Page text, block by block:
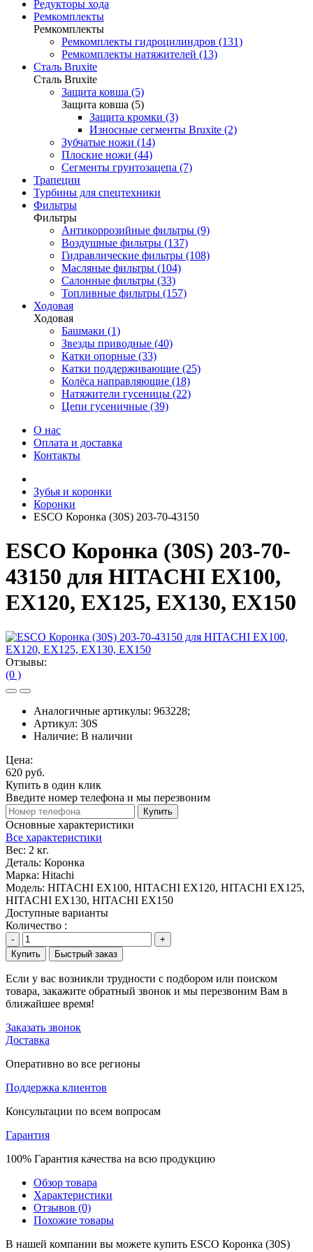
Редукторы хода
Ремкомплекты
Ремкомплекты
Ремкомплекты гидроцилиндров (131)
Ремкомплекты натяжителей (13)
Сталь Bruxite
Сталь Bruxite
Защита ковша (5)
Защита ковша (5)
Защита кромки (3)
Износные сегменты Bruxite (2)
Зубчатые ножи (14)
Плоские ножи (44)
Сегменты грунтозацепа (7)
Трапеции
Турбины для спецтехники
Фильтры
Фильтры
Антикоррозийные фильтры (9)
Воздушные фильтры (137)
Гидравлические фильтры (108)
Масляные фильтры (104)
Салонные фильтры (33)
Топливные фильтры (157)
Ходовая
Ходовая
Башмаки (1)
Звезды приводные (40)
Катки опорные (33)
Катки поддерживающие (25)
Колёса направляющие (18)
Натяжители гусеницы (22)
Цепи гусеничные (39)
О нас
Оплата и доставка
Контакты
Зубья и коронки
Коронки
ESCO Коронка (30S) 203-70-43150
ESCO Коронка (30S) 203-70-
43150 для HITACHI EX100,
EX120, EX125, EX130, EX150
Отзывы:
(0 )
Аналогичные артикулы: 963228;
Артикул: 30S
Наличие: В наличии
Цена:
620 руб.
Купить в один клик
Введите номер телефона и мы перезвоним
Купить
Основные характеристики
Все характеристики
Вес: 2 кг.
Деталь: Коронка
Марка: Hitachi
Модель: HITACHI EX100, HITACHI EX120, HITACHI EX125,
HITACHI EX130, HITACHI EX150
Доступные варианты
Количество :
-
+
Купить
Быстрый заказ
Если у вас возникли трудности с подбором или поиском
товара, закажите обратный звонок и мы перезвоним Вам в
ближайшее время!
Заказать звонок
Доставка
Оперативно во все регионы
Поддержка клиентов
Консультации по всем вопросам
Гарантия
100% Гарантия качества на всю продукцию
Обзор товара
Характеристики
Отзывов (0)
Похожие товары
В нашей компании вы можете купить ESCO Коронка (30S)